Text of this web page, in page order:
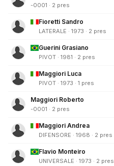
-0001 · 2 pres
Fioretti Sandro
LATERALE · 1973 · 2 pres
Guerini Grasiano
PIVOT · 1981 · 2 pres
Maggiori Luca
PIVOT · 1973 · 1 pres
Maggiori Roberto
-0001 · 2 pres
Maggiori Andrea
DIFENSORE · 1968 · 2 pres
Flavio Monteiro
UNIVERSALE · 1973 · 2 pres